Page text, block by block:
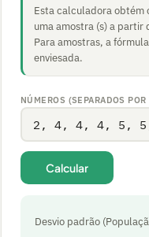
Esta calculadora obtém
uma amostra (s) a partir
Para amostras, a
enviesada.
NÚMEROS (SEPARADOS
Calcular
Desvio padrão